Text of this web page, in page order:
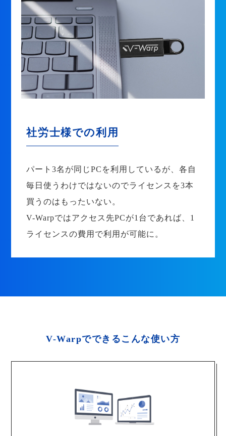
社労士様での利用
パート3名が同じPCを利用しているが、各自
毎日使うわけではないのでライセンスを3本
買うのはもったいない。
V-Warpではアクセス先PCが1台であれば、1
ライセンスの費用で利用が可能に。
V-Warpでできるこんな使い方